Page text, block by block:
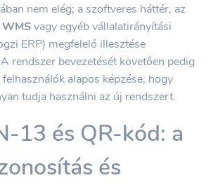
nem elég; a szoftveres háttér, az
WMSvagy egyéb vállalatirányítási
ERP) megfelelő illesztése
rendszer bevezetését követően pedig
alapos képzése, hogy
tudja használni az új rendszert.
13 és QR-kód: a
és